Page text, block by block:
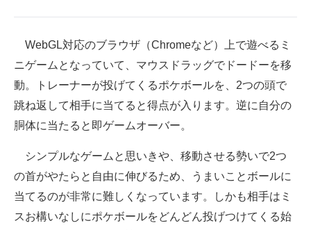
ちょっと気になるネットの話題
WebGL対応のブラウザ（Chromeなど）上で遊べるミ
ニゲームとなっていて、マウスドラッグでドードーを移
動。トレーナーが投げてくるポケボールを、2つの頭で
跳ね返して相手に当てると得点が入ります。逆に自分の
胴体に当たると即ゲームオーバー。
シンプルなゲームと思いきや、移動させる勢いで2つ
の首がやたらと自由に伸びるため、うまいことボールに
当てるのが非常に難しくなっています。しかも相手はミ
スお構いなしにポケボールをどんどん投げつけてくる始